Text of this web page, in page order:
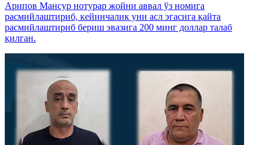
Арипов Мансур нотурар жойни аввал ўз номига
расмийлаштириб, кейинчалик уни асл эгасига қайта
расмийлаштириб бериш эвазига 200 минг доллар талаб
қилган.